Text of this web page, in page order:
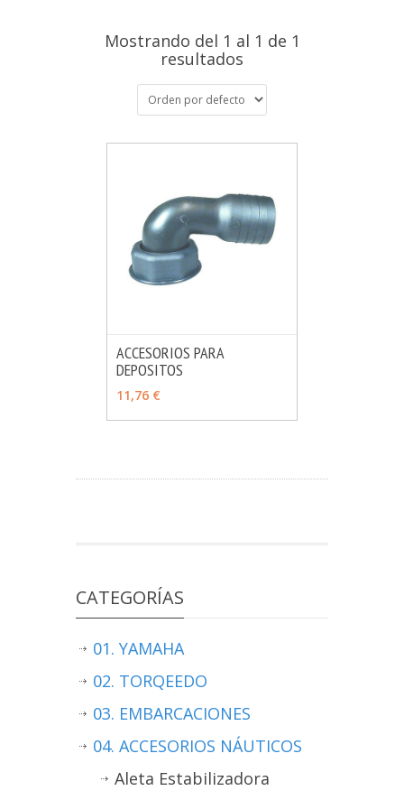
Mostrando del 1 al 1 de 1
resultados
VER OPCIONES
ACCESORIOS PARA
DEPOSITOS
11,76 €
CATEGORÍAS
01. YAMAHA
02. TORQEEDO
03. EMBARCACIONES
04. ACCESORIOS NÁUTICOS
Aleta Estabilizadora